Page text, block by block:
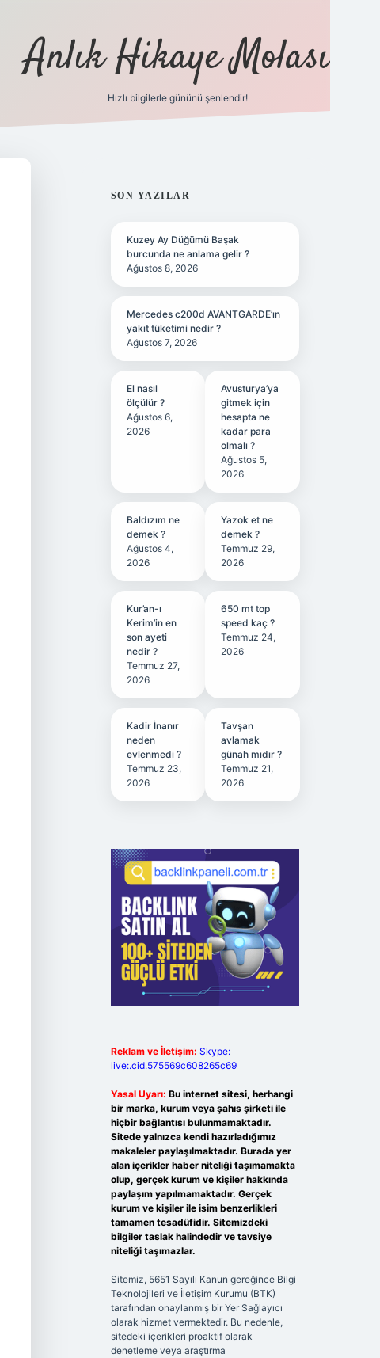
Anlık Hikaye Molası
Hızlı bilgilerle gününü şenlendir!
SIDEBAR
SON YAZILAR
Kuzey Ay Düğümü Başak
burcunda ne anlama gelir ?
Ağustos 8, 2026
Mercedes c200d AVANTGARDE’ın
yakıt tüketimi nedir ?
Ağustos 7, 2026
El nasıl
ölçülür ?
Ağustos 6,
2026
Avusturya’ya
gitmek için
hesapta ne
kadar para
olmalı ?
Ağustos 5,
2026
Baldızım ne
demek ?
Ağustos 4,
2026
Yazok et ne
demek ?
Temmuz 29,
2026
Kur’an-ı
Kerim’in en
son ayeti
nedir ?
Temmuz 27,
2026
650 mt top
speed kaç ?
Temmuz 24,
2026
Kadir İnanır
neden
evlenmedi ?
Temmuz 23,
2026
Tavşan
avlamak
günah mıdır ?
Temmuz 21,
2026
Reklam ve İletişim: Skype:
live:.cid.575569c608265c69
Yasal Uyarı: Bu internet sitesi, herhangi
bir marka, kurum veya şahıs şirketi ile
hiçbir bağlantısı bulunmamaktadır.
Sitede yalnızca kendi hazırladığımız
makaleler paylaşılmaktadır. Burada yer
alan içerikler haber niteliği taşımamakta
olup, gerçek kurum ve kişiler hakkında
paylaşım yapılmamaktadır. Gerçek
kurum ve kişiler ile isim benzerlikleri
tamamen tesadüfidir. Sitemizdeki
bilgiler taslak halindedir ve tavsiye
niteliği taşımazlar.
Sitemiz, 5651 Sayılı Kanun gereğince Bilgi
Teknolojileri ve İletişim Kurumu (BTK)
tarafından onaylanmış bir Yer Sağlayıcı
olarak hizmet vermektedir. Bu nedenle,
sitedeki içerikleri proaktif olarak
denetleme veya araştırma